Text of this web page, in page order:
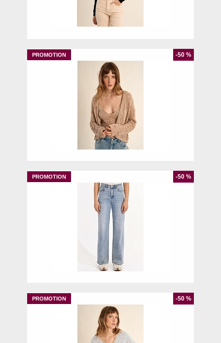
S
-50 %
S M
-50 %
25 27 30
-50 %